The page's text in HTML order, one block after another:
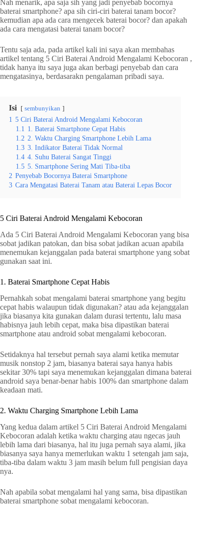
Nah menarik, apa saja sih yang jadi penyebab bocornya
baterai smartphone? apa sih ciri-ciri baterai tanam bocor?
kemudian apa ada cara mengecek baterai bocor? dan apakah
ada cara mengatasi baterai tanam bocor?
Tentu saja ada, pada artikel kali ini saya akan membahas
artikel tentang 5 Ciri Baterai Android Mengalami Kebocoran ,
tidak hanya itu saya juga akan berbagi penyebab dan cara
mengatasinya, berdasarakn pengalaman pribadi saya.
Isi sembunyikan
1 5 Ciri Baterai Android Mengalami Kebocoran
1.1 1. Baterai Smartphone Cepat Habis
1.2 2. Waktu Charging Smartphone Lebih Lama
1.3 3. Indikator Baterai Tidak Normal
1.4 4. Suhu Baterai Sangat Tinggi
1.5 5. Smartphone Sering Mati Tiba-tiba
2 Penyebab Bocornya Baterai Smartphone
3 Cara Mengatasi Baterai Tanam atau Baterai Lepas Bocor
5 Ciri Baterai Android Mengalami Kebocoran
Ada 5 Ciri Baterai Android Mengalami Kebocoran yang bisa
sobat jadikan patokan, dan bisa sobat jadikan acuan apabila
menemukan kejanggalan pada baterai smartphone yang sobat
gunakan saat ini.
1. Baterai Smartphone Cepat Habis
Pernahkah sobat mengalami baterai smartphone yang begitu
cepat habis walaupun tidak digunakan? atau ada kejanggalan
jika biasanya kita gunakan dalam durasi tertentu, lalu masa
habisnya jauh lebih cepat, maka bisa dipastikan baterai
smartphone atau android sobat mengalami kebocoran.
Setidaknya hal tersebut pernah saya alami ketika memutar
musik nonstop 2 jam, biasanya baterai saya hanya habis
sekitar 30% tapi saya menemukan kejanggalan dimana baterai
android saya benar-benar habis 100% dan smartphone dalam
keadaan mati.
2. Waktu Charging Smartphone Lebih Lama
Yang kedua dalam artikel 5 Ciri Baterai Android Mengalami
Kebocoran adalah ketika waktu charging atau ngecas jauh
lebih lama dari biasanya, hal itu juga pernah saya alami, jika
biasanya saya hanya memerlukan waktu 1 setengah jam saja,
tiba-tiba dalam waktu 3 jam masih belum full pengisian daya
nya.
Nah apabila sobat mengalami hal yang sama, bisa dipastikan
baterai smartphone sobat mengalami kebocoran.